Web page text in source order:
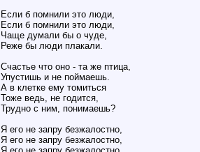
Если б помнили это люди,
Если б помнили это люди,
Чаще думали бы о чуде,
Реже бы люди плакали.
Счастье что оно - та же птица,
Упустишь и не поймаешь.
А в клетке ему томиться
Тоже ведь, не годится,
Трудно с ним, понимаешь?
Я его не запру безжалостно,
Я его не запру безжалостно,